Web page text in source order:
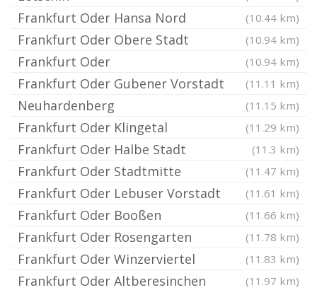
Frankfurt Oder Hansa Nord (10.44 km)
Frankfurt Oder Obere Stadt (10.94 km)
Frankfurt Oder (10.94 km)
Frankfurt Oder Gubener Vorstadt (11.11 km)
Neuhardenberg (11.15 km)
Frankfurt Oder Klingetal (11.29 km)
Frankfurt Oder Halbe Stadt (11.3 km)
Frankfurt Oder Stadtmitte (11.47 km)
Frankfurt Oder Lebuser Vorstadt (11.61 km)
Frankfurt Oder Booßen (11.66 km)
Frankfurt Oder Rosengarten (11.78 km)
Frankfurt Oder Winzerviertel (11.83 km)
Frankfurt Oder Altberesinchen (11.97 km)